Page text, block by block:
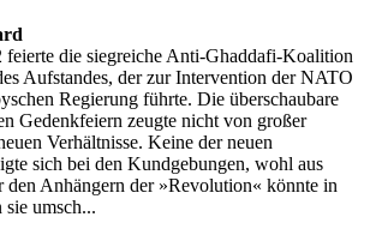
feierte die siegreiche Anti-Ghaddafi-Koalition
Aufstandes, der zur Intervention der NATO
Regierung führte. Die überschaubare
Gedenkfeiern zeugte nicht von großer
Verhältnisse. Keine der neuen
sich bei den Kundgebungen, wohl aus
den Anhängern der »Revolution« könnte in
sie umsch...